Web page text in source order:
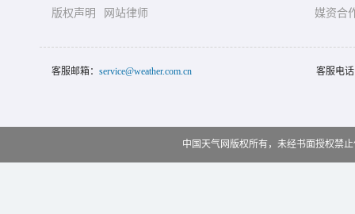
版权声明
网站律师
媒资合
客服邮箱： service@weather.com.cn 客服电
中国天气网版权所有，未经书面授权